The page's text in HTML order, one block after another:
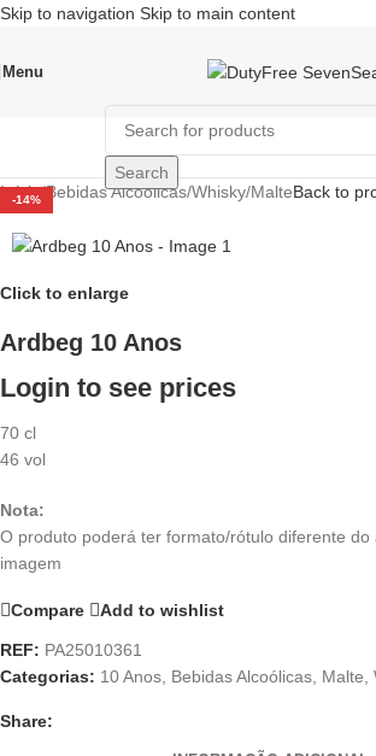
Skip to navigation Skip to main content
Menu
Search
Início/Bebidas Alcoólicas/Whisky/MalteBack to
-14%
Click to enlarge
Ardbeg 10 Anos
Login to see prices
70 cl
46 vol
Nota:
O produto poderá ter formato/rótulo diferente do
imagem
Compare Add to wishlist
REF: PA25010361
Categorias: 10 Anos, Bebidas Alcoólicas, Malte,
Share: